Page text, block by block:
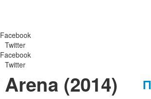
Facebook
Twitter
Facebook
Twitter
(2014)